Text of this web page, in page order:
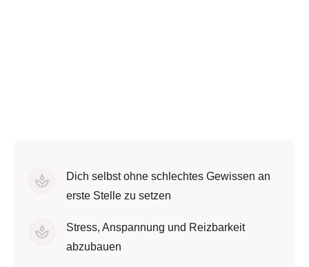
Dich selbst ohne schlechtes Gewissen an
erste Stelle zu setzen
Stress, Anspannung und Reizbarkeit
abzubauen